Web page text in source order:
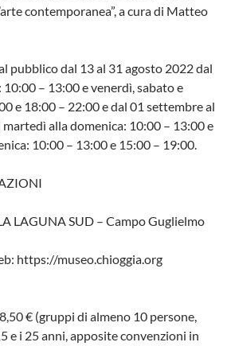
contemporanea”, a cura di Matteo
pubblico dal 13 al 31 agosto 2022 dal
– 13:00 e venerdì, sabato e
e 18:00 – 22:00 e dal 01 settembre al
alla domenica: 10:00 – 13:00 e
10:00 – 13:00 e 15:00 – 19:00.
LAGUNA SUD – Campo Guglielmo
https://museo.chioggia.org
€ (gruppi di almeno 10 persone,
e i 25 anni, apposite convenzioni in